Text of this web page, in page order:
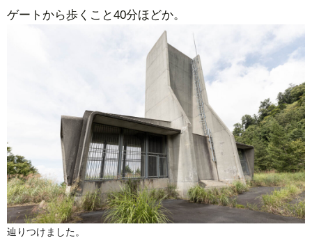
ゲートから歩くこと40分ほどか。
辿りつけました。